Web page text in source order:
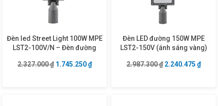
Đèn led Street Light 100W MPE
LST2-100V/N – Đèn đường
2.327.000₫ Giá gốc là: 2.327.000 ₫.
1.745.250₫Giá hiện tại là: 1.745.250 ₫.
Đèn LED đường 150W MPE
LST2-150V (ánh sáng vàng)
2.987.300₫ Giá gốc là:
2.240.475 ₫Giá